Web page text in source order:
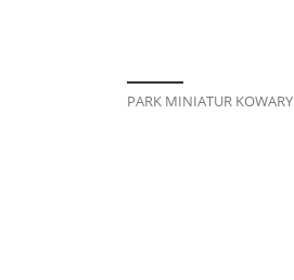
PARK MINIATUR KOWARY